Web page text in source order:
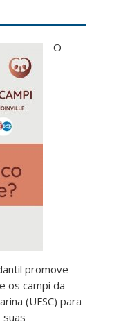
O
promove
os campi da
(UFSC) para
suas